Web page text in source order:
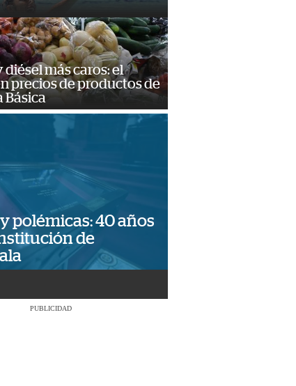
diésel más caros: el
precios de productos de
Básica
polémicas: 40 años
de
PUBLICIDAD